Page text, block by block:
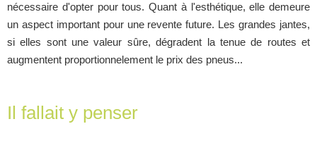
nécessaire d'opter pour tous. Quant à l'esthétique, elle demeure
un aspect important pour une revente future. Les grandes jantes,
si elles sont une valeur sûre, dégradent la tenue de routes et
augmentent proportionnelement le prix des pneus...
Il fallait y penser